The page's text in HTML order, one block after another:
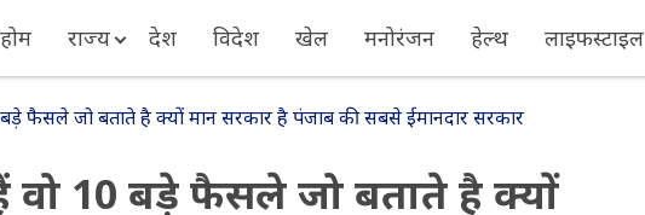
होम राज्य देश विदेश खेल मनोरंजन हेल्थ लाइफस्टाइल
फैसले जो बताते है क्यों मान सरकार है पंजाब की सबसे ईमानदार सरकार
वो 10 बड़े फैसले जो बताते है क्यों